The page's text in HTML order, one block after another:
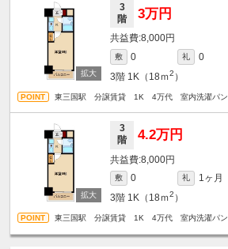
3
階
3万円
8,000円
敷 0 礼
0
3階 1K（18ｍ2 ）
東三国駅 分譲賃貸 1K 4万代 室内洗濯パン
3
階
4.2万円
8,000円
敷 0 礼
1ヶ月
3階 1K（18ｍ2 ）
東三国駅 分譲賃貸 1K 4万代 室内洗濯パン